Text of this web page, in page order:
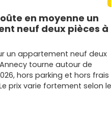
en moyenne un
neuf deux pièces à
un appartement neuf deux
tourne autour de
hors parking et hors frais
prix varie fortement selon le